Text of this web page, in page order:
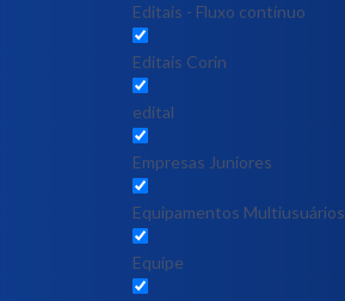
Editais - Fluxo contínuo
Editais Corin
edital
Empresas Juniores
Equipamentos Multiusuários
Equipe